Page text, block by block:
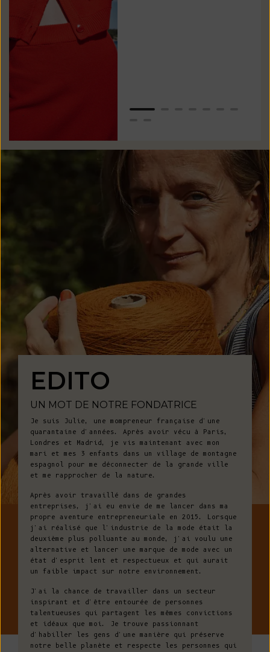
EDITO
UN MOT DE NOTRE FONDATRICE
Je suis Julie, une mompreneur française d'une
quarantaine d'années. Après avoir vécu à Paris,
Londres et Madrid, je vis maintenant avec mon
mari et mes 3 enfants dans un village de montagne
espagnol pour me déconnecter de la grande ville
et me rapprocher de la nature.
Après avoir travaillé dans de grandes
entreprises, j'ai eu envie de me lancer dans ma
propre aventure entrepreneuriale en 2015. Lorsque
j'ai réalisé que l'industrie de la mode était la
deuxième plus polluante au monde, j'ai voulu une
alternative et lancer une marque de mode avec un
état d'esprit lent et respectueux et qui aurait
un faible impact sur notre environnement.
J'ai la chance de travailler dans un secteur
inspirant et d'être entourée de personnes
talentueuses qui partagent les mêmes convictions
et idéaux que moi. Je trouve passionnant
d'habiller les gens d'une manière qui préserve
notre belle planète et respecte les personnes qui